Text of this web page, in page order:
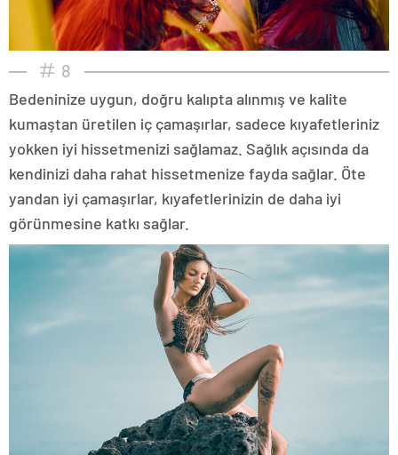
8
Bedeninize uygun, doğru kalıpta alınmış ve kalite
kumaştan üretilen iç çamaşırlar, sadece kıyafetleriniz
yokken iyi hissetmenizi sağlamaz. Sağlık açısında da
kendinizi daha rahat hissetmenize fayda sağlar. Öte
yandan iyi çamaşırlar, kıyafetlerinizin de daha iyi
görünmesine katkı sağlar.